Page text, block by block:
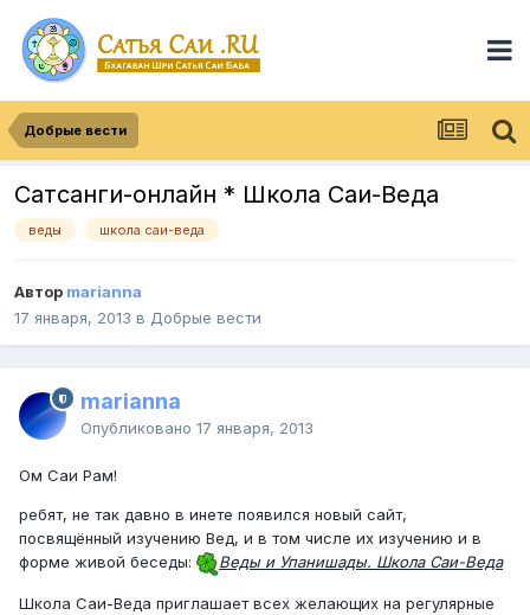
Добрые вести
Сатсанги-онлайн * Школа Саи-Веда
веды школа саи-веда
Автор marianna
17 января, 2013 в Добрые вести
marianna
Опубликовано 17 января, 2013
Ом Саи Рам!
ребят, не так давно в инете появился новый сайт,
посвящённый изучению Вед, и в том числе их изучению и в
форме живой беседы:
Веды и Упанишады. Школа Саи-Веда
Школа Саи-Веда приглашает всех желающих на регулярные